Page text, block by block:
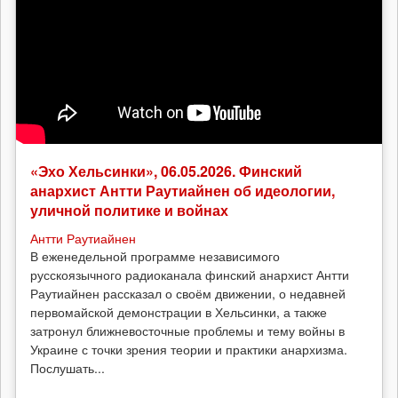
«Эхо Хельсинки», 06.05.2026. Финский
анархист Антти Раутиайнен об идеологии,
уличной политике и войнах
Антти Раутиайнен
В еженедельной программе независимого
русскоязычного радиоканала финский анархист Антти
Раутиайнен рассказал о своём движении, о недавней
первомайской демонстрации в Хельсинки, а также
затронул ближневосточные проблемы и тему войны в
Украине с точки зрения теории и практики анархизма.
Послушать...